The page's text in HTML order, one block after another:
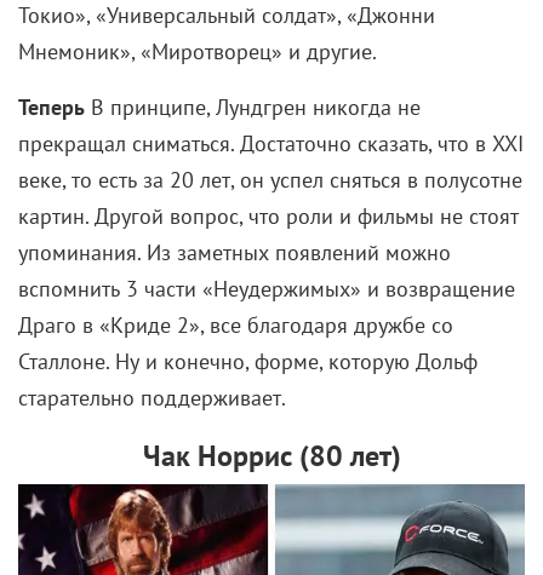
О чем Семья Сибата нашла на улице девочку и
семья — не семья и они часто промышляют
кражами в магазинах. Но для ребенка новые папа
с мамой, брат, сестра и бабушка стали ближе, чем
родные. У полиции другое мнение.
Кто снял Хирокадзу Корээда долго шел к каннской
вершине и к 2018 году успел привезти на
фестиваль 6 своих фильмов. До этого ему удалось
получить только приз жюри за ленту «Сын как
брошенных детях «Никто не узнает» каннскую
награду вручили тогда еще юному Юе Ягира
за главную роль.